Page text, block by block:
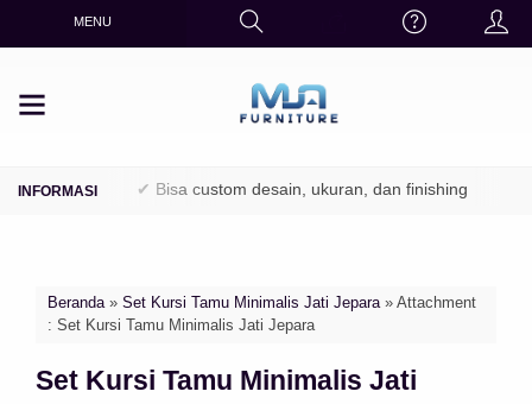
MENU
Perhutani) ✔ Bisa custom desain, ukuran, dan finishing
Beranda» Set Kursi Tamu Minimalis Jati Jepara» Attachment
: Set Kursi Tamu Minimalis Jati Jepara
Set Kursi Tamu Minimalis Jati